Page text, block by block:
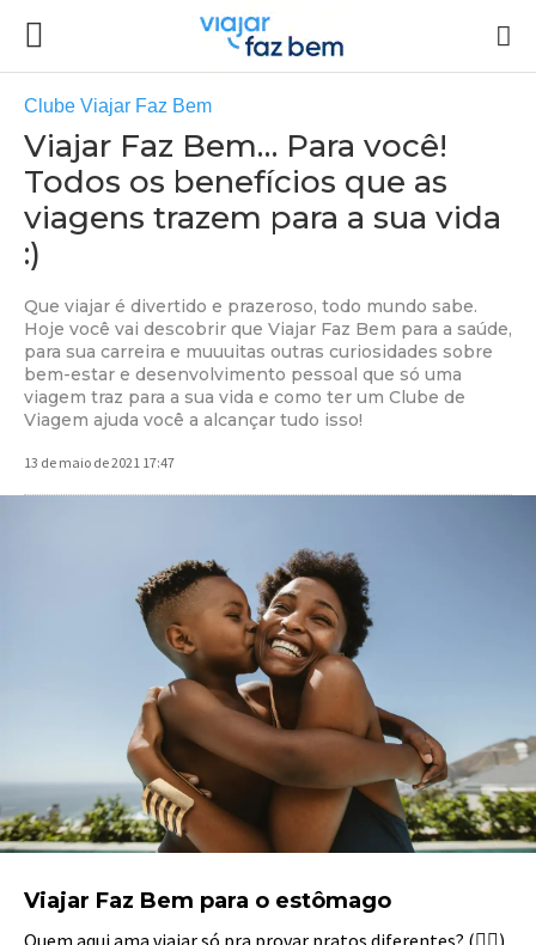
Clube Viajar Faz Bem
Viajar Faz Bem… Para você!
Todos os benefícios que as
viagens trazem para a sua vida
:)
Que viajar é divertido e prazeroso, todo mundo sabe.
Hoje você vai descobrir que Viajar Faz Bem para a saúde,
para sua carreira e muuuitas outras curiosidades sobre
bem-estar e desenvolvimento pessoal que só uma
viagem traz para a sua vida e como ter um Clube de
Viagem ajuda você a alcançar tudo isso!
13 de maio de 2021 17:47
Viajar Faz Bem para o estômago
Quem aqui ama viajar só pra provar pratos diferentes? (🙋‍♀️)